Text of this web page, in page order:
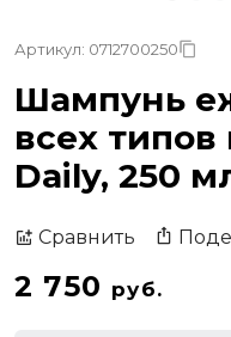
Артикул: 0712700250
Шампунь
всех типов
Daily, 250
Сравнить
2 750 руб.